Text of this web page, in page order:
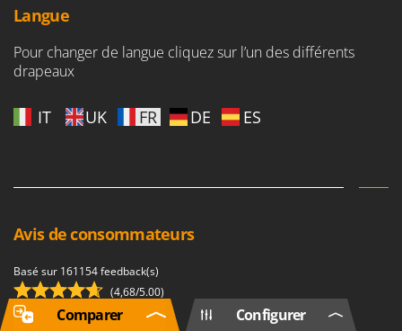
Langue
Pour changer de langue cliquez sur l’un des différents
drapeaux
IT UK FR DE ES
Avis de consommateurs
Basé sur 161154 feedback(s)
(4,68/5.00)
Consulter tous les avis
Configurer
Comparer